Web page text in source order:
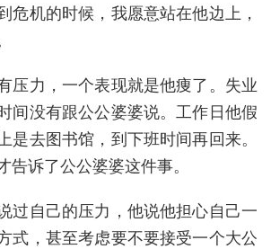
危机的时候，我愿意站在他边上，
压力，一个表现就是他痩了。失业
间没有跟公公婆婆说。工作日他假
是去图书馆，到下班时间再回来。
告诉了公公婆婆这件事。
过自己的压力，他说他担心自己一
式，甚至考虑要不要接受一个大公